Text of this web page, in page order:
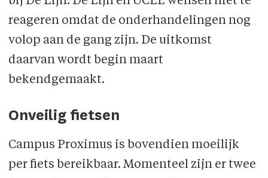
reageren omdat de onderhandelingen nog
volop aan de gang zijn. De uitkomst
daarvan wordt begin maart
bekendgemaakt.
Onveilig fietsen
Campus Proximus is bovendien moeilijk
per fiets bereikbaar. Momenteel zijn er twee